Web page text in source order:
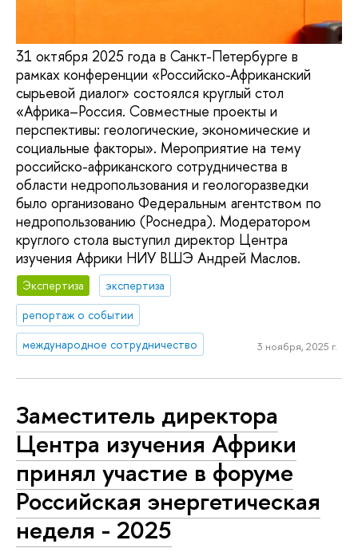
31 октября 2025 года в Санкт-Петербурге в
рамках конференции «Российско-Африканский
сырьевой диалог» состоялся круглый стол
«Африка–Россия. Совместные проекты и
перспективы: геологические, экономические и
социальные факторы». Мероприятие на тему
российско-африканского сотрудничества в
области недропользования и геологоразведки
было организовано Федеральным агентством по
недропользованию (Роснедра). Модератором
круглого стола выступил директор Центра
изучения Африки НИУ ВШЭ Андрей Маслов.
Экспертиза
экспертиза
репортаж о событии
международное сотрудничество
3 ноября, 2025 г.
Заместитель директора
Центра изучения Африки
принял участие в форуме
Российская энергетическая
неделя - 2025